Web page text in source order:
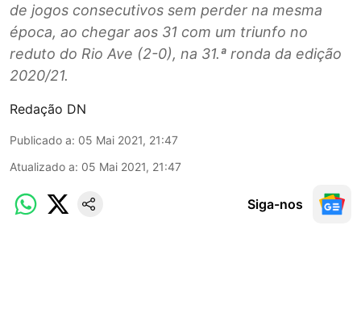
de jogos consecutivos sem perder na mesma
época, ao chegar aos 31 com um triunfo no
reduto do Rio Ave (2-0), na 31.ª ronda da edição
2020/21.
Redação DN
Publicado a: 05 Mai 2021, 21:47
Atualizado a: 05 Mai 2021, 21:47
Siga-nos